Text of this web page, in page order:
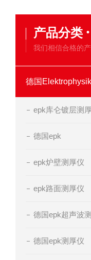
产品分类 ·
我们相信合格的
德国
epk库仑镀层测
德国epk
epk炉壁测厚仪
epk路面测厚仪
德国epk超声波
德国epk测厚仪